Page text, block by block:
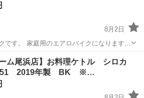
8月2日
になります。
感はありますが、モニター表示・ペダル
トネス、トレーニング
ーム尾浜店】お料理ケトル シロカ
2019年製 BK ※…